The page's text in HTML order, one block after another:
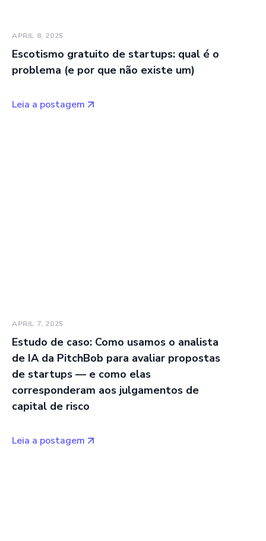
APRIL 8, 2025
Escotismo gratuito de startups: qual é o
problema (e por que não existe um)
Leia a postagem
APRIL 7, 2025
Estudo de caso: Como usamos o analista
de IA da PitchBob para avaliar propostas
de startups — e como elas
corresponderam aos julgamentos de
capital de risco
Leia a postagem